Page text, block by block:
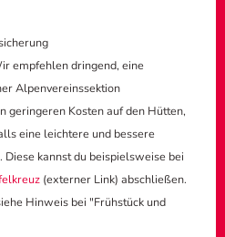
empfehlen dringend, eine
Alpenvereinssektion
geringeren Kosten auf den Hütten,
eine leichtere und bessere
Diese kannst du beispielsweise bei
(externer Link) abschließen.
Hinweis bei "Frühstück und